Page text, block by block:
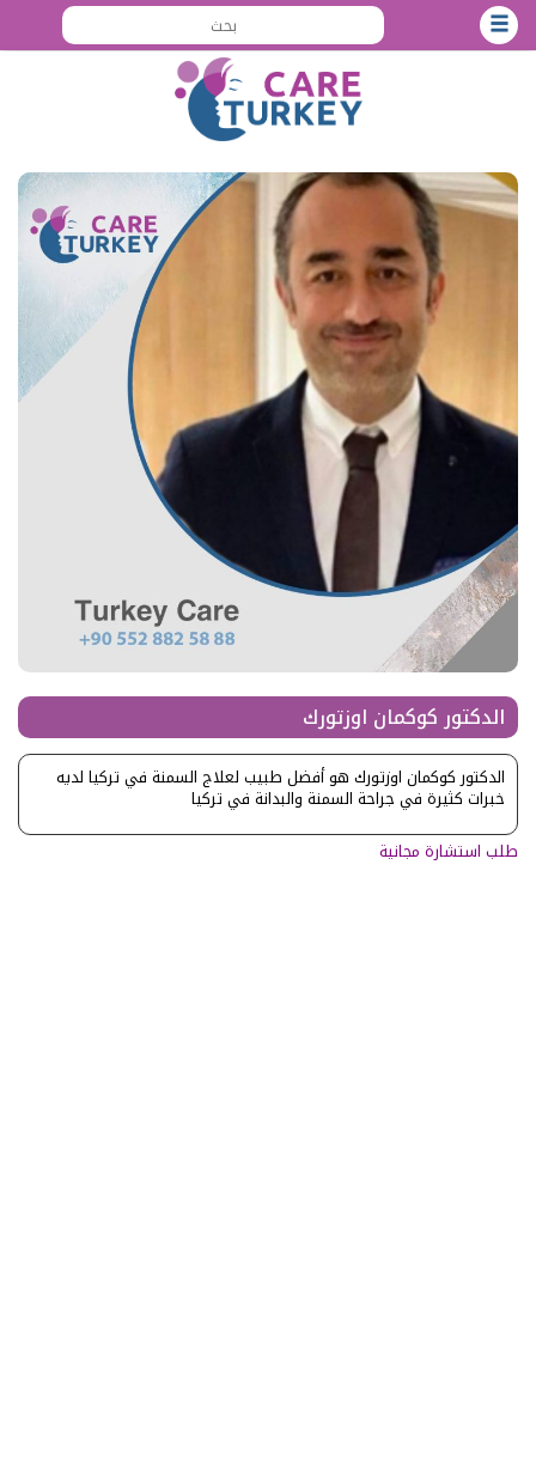
الدكتور كوكمان اوزتورك
الدكتور كوكمان اوزتورك هو أفضل طبيب لعلاج السمنة في تركيا لديه
خبرات كثيرة في جراحة السمنة والبدانة في تركيا
طلب استشارة مجانية